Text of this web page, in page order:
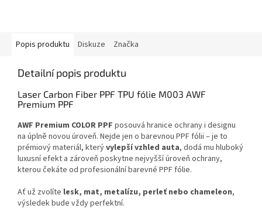
Popis produktu Diskuze Značka
Detailní popis produktu
Laser Carbon Fiber PPF TPU fólie M003 AWF
Premium PPF
AWF Premium COLOR PPF posouvá hranice ochrany i designu
na úplně novou úroveň. Nejde jen o barevnou PPF fólii – je to
prémiový materiál, kterývylepší vzhled auta, dodá mu hluboký
luxusní efekt a zároveň poskytne nejvyšší úroveň ochrany,
kterou čekáte od profesionální barevné PPF fólie.
Ať už zvolíte lesk, mat, metalízu, perleť nebo chameleon,
výsledek bude vždy perfektní.